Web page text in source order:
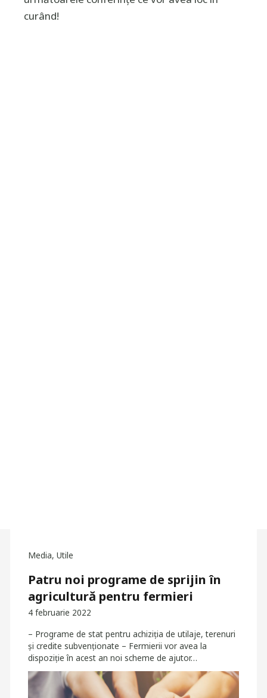
curând!
Media, Utile
Patru noi programe de sprijin în
agricultură pentru fermieri
4 februarie 2022
– Programe de stat pentru achiziția de utilaje, terenuri
și credite subvenționate – Fermierii vor avea la
dispoziție în acest an noi scheme de ajutor…